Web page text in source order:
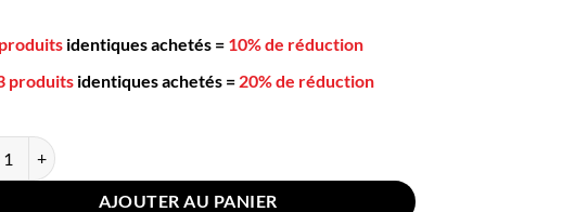
identiques achetés = 10% de réduction
produits identiques achetés = 20% de réduction
de Coussin pour Sol Chaise Rayures Bleu Blanc 58cm
AJOUTER AU PANIER